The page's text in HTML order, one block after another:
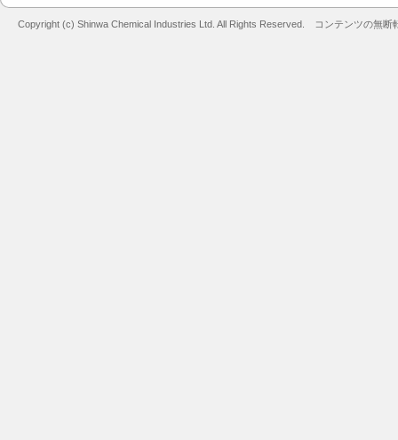
Copyright (c) Shinwa Chemical Industries Ltd. All Rights Reserved. コンテンツの無断